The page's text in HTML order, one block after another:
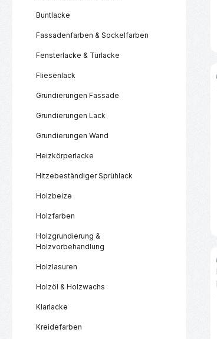
Buntlacke
Fassadenfarben & Sockelfarben
Fensterlacke & Türlacke
Fliesenlack
Grundierungen Fassade
Grundierungen Lack
Grundierungen Wand
Heizkörperlacke
Hitzebeständiger Sprühlack
Holzbeize
Holzfarben
Holzgrundierung &
Holzvorbehandlung
Holzlasuren
Holzöl & Holzwachs
Klarlacke
Kreidefarben